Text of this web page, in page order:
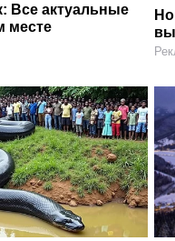
Все актуальные
месте